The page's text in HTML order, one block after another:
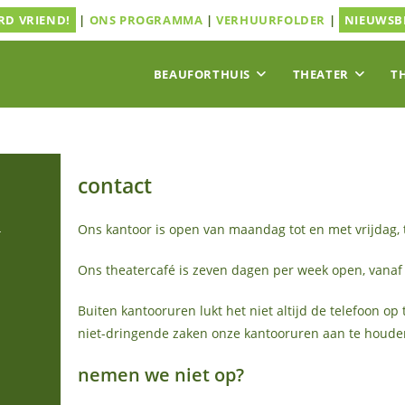
VRIEND! | ONS PROGRAMMA |VERHUURFOLDER |
BEAUFORTHUIS THEATER
contact
Ons kantoor is open van maandag tot en met
Ons theatercafé is zeven dagen per week open, vanaf
Buiten kantooruren lukt het niet altijd de telefoon op
niet-dringende zaken onze kantooruren aan te
nemen we niet op?